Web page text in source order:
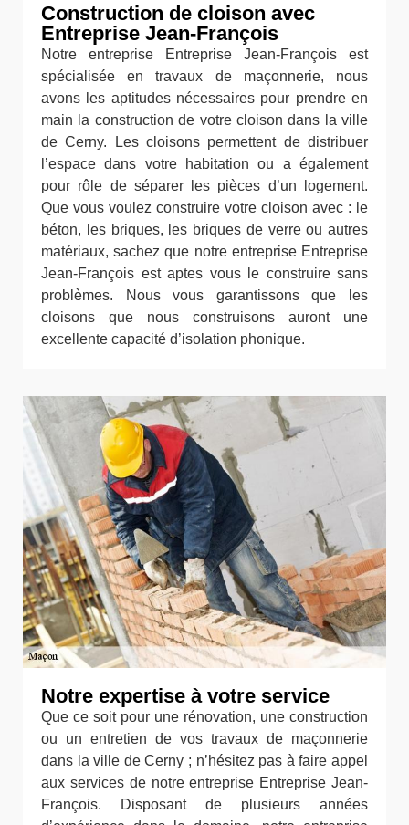
Construction de cloison avec
Entreprise Jean-François
Notre entreprise Entreprise Jean-François est
spécialisée en travaux de maçonnerie, nous
avons les aptitudes nécessaires pour prendre en
main la construction de votre cloison dans la ville
de Cerny. Les cloisons permettent de distribuer
l’espace dans votre habitation ou a également
pour rôle de séparer les pièces d’un logement.
Que vous voulez construire votre cloison avec : le
béton, les briques, les briques de verre ou autres
matériaux, sachez que notre entreprise Entreprise
Jean-François est aptes vous le construire sans
problèmes. Nous vous garantissons que les
cloisons que nous construisons auront une
excellente capacité d’isolation phonique.
Notre expertise à votre service
Que ce soit pour une rénovation, une construction
ou un entretien de vos travaux de maçonnerie
dans la ville de Cerny ; n’hésitez pas à faire appel
aux services de notre entreprise Entreprise Jean-
François. Disposant de plusieurs années